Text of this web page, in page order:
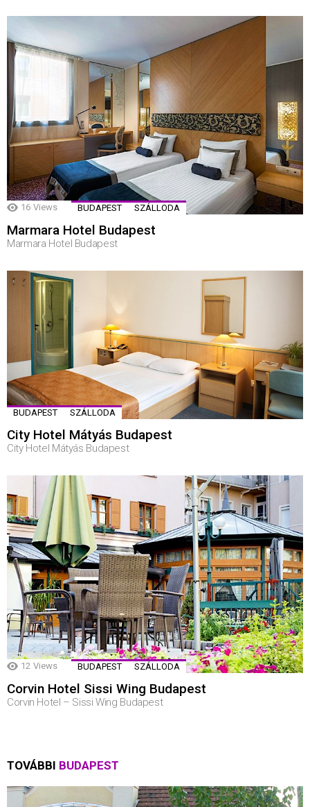
16 Views BUDAPEST SZÁLLODA
Marmara Hotel Budapest
Marmara Hotel Budapest
BUDAPEST SZÁLLODA
City Hotel Mátyás Budapest
City Hotel Mátyás Budapest
12 Views BUDAPEST SZÁLLODA
Corvin Hotel Sissi Wing Budapest
Corvin Hotel – Sissi Wing Budapest
TOVÁBBI BUDAPEST